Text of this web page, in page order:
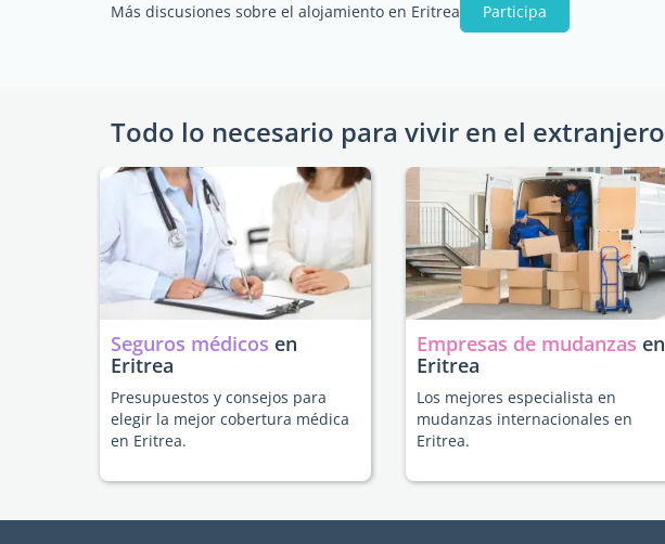
Más discusiones sobre el alojamiento en Eritrea Participa
Todo lo necesario para vivir en el extranjero
Seguros médicos en
Eritrea
Presupuestos y consejos para
elegir la mejor cobertura médica
en Eritrea.
Empresas de mudanzas en
Eritrea
Los mejores especialista en
mudanzas internacionales en
Eritrea.